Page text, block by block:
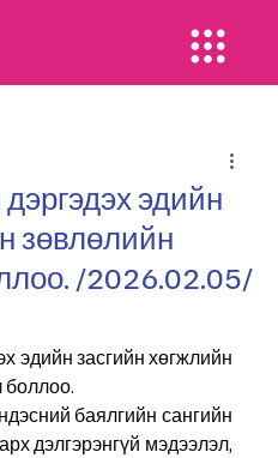
эдийн
зөвлөлийн
/2026.02.05/
эдийн засгийн хөгжлийн
боллоо.
баялгийн сангийн
дэлгэрэнгүй мэдээлэл,